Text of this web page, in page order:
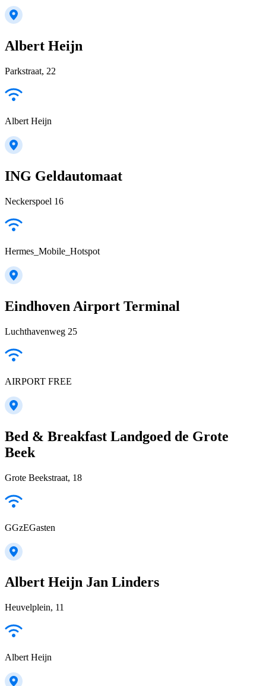
Albert Heijn
Parkstraat, 22
Albert Heijn
ING Geldautomaat
Neckerspoel 16
Hermes_Mobile_Hotspot
Eindhoven Airport Terminal
Luchthavenweg 25
AIRPORT FREE
Bed & Breakfast Landgoed de Grote
Beek
Grote Beekstraat, 18
GGzEGasten
Albert Heijn Jan Linders
Heuvelplein, 11
Albert Heijn